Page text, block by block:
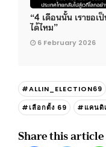
“4 เดือนนั้น เราขอเ
ได้ไหม”
6 February 2026
#ALLIN_ELECTION69
#เลือกตั้ง 69
#แคนดิ
Share this article